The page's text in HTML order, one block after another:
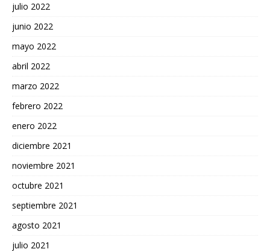
julio 2022
junio 2022
mayo 2022
abril 2022
marzo 2022
febrero 2022
enero 2022
diciembre 2021
noviembre 2021
octubre 2021
septiembre 2021
agosto 2021
julio 2021